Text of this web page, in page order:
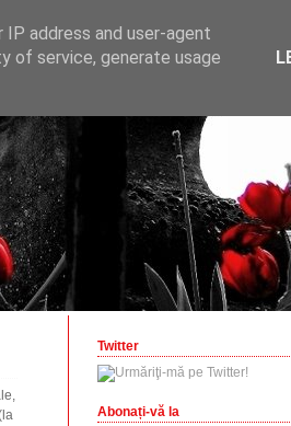
Twitter
Abonați-vă la
address and user-agent
of service, generate usage